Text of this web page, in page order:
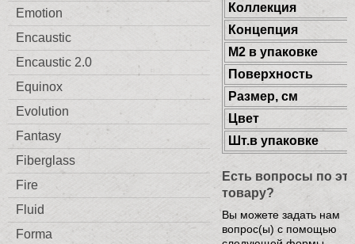
Emotion
Encaustic
Encaustic 2.0
Equinox
Evolution
Fantasy
Fiberglass
Fire
Fluid
Forma
Коллекция
Концепция
М2 в упаковке
Поверхность
Размер, см
Цвет
Шт.в упаковке
Есть вопросы по
товару?
Вы можете задать нам
вопрос(ы) с помощью